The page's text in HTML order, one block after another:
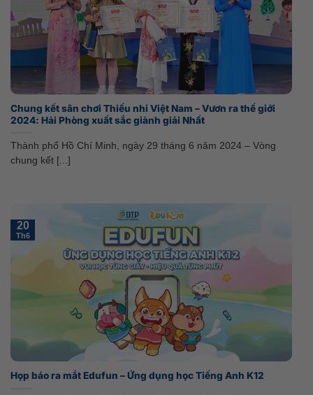
Chung kết sân chơi Thiếu nhi Việt Nam – Vươn ra thế giới
2024: Hải Phòng xuất sắc giành giải Nhất
Thành phố Hồ Chí Minh, ngày 29 tháng 6 năm 2024 – Vòng
chung kết [...]
Họp báo ra mắt Edufun – Ứng dụng học Tiếng Anh K12
20
Th6